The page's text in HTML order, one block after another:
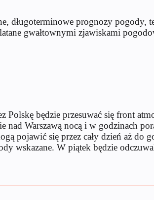
długoterminowe prognozy pogody,
gwałtownymi zjawiskami
będzie przesuwać się front
Warszawą nocą i w godzinach
pojawić się przez cały dzień aż do
wskazane. W piątek będzie